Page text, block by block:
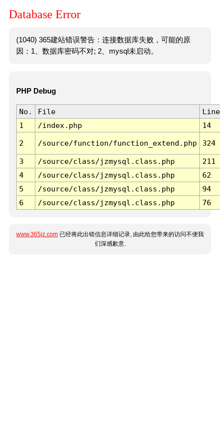
Database Error
(1040) 365建站错误警告：连接数据库失败，可能的原
因：1、数据库密码不对; 2、mysql未启动。
PHP Debug
No. File
Line
1
/index.php 14
2 /source/function/function_extend.php 324
3 /source/class/jzmysql.class.php
211
4
/source/class/jzmysql.class.php
62
5
/source/class/jzmysql.class.php
94
6
/source/class/jzmysql.class.php 76
www.365jz.com 已经将此出错信息详细记录, 由此给您带来的访问不便我
们深感歉意.